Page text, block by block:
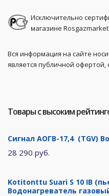
Исключительно
магазине
Вся информация на сайте
является публичной
Товары с высоким
Сигнал АОГВ-17,4 (TGV)
28 290 руб.
Kotitonttu Suari S 10 IB
Водонагреватель